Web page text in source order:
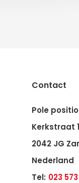
Contact
Pole
Kerkstraat
2042 JG
Nederland
Tel: 023